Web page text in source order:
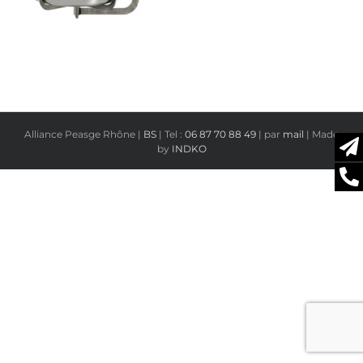
Alliance Peasge Rhône | BS | Tel : 06 87 70 88 49 | par mail | Made
by INDKO